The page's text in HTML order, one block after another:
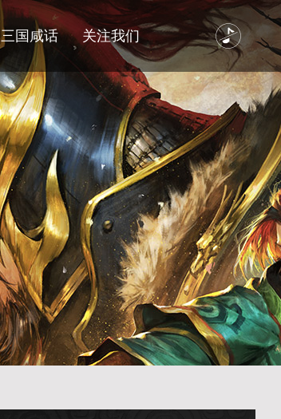
三国咸话 关注我们